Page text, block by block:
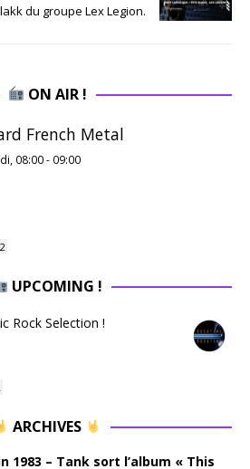
du groupe Lex Legion.
ON AIR !
French Metal
08:00- 09:00
UPCOMING !
Rock Selection !
ARCHIVES
1983 – Tank sort l’album « This